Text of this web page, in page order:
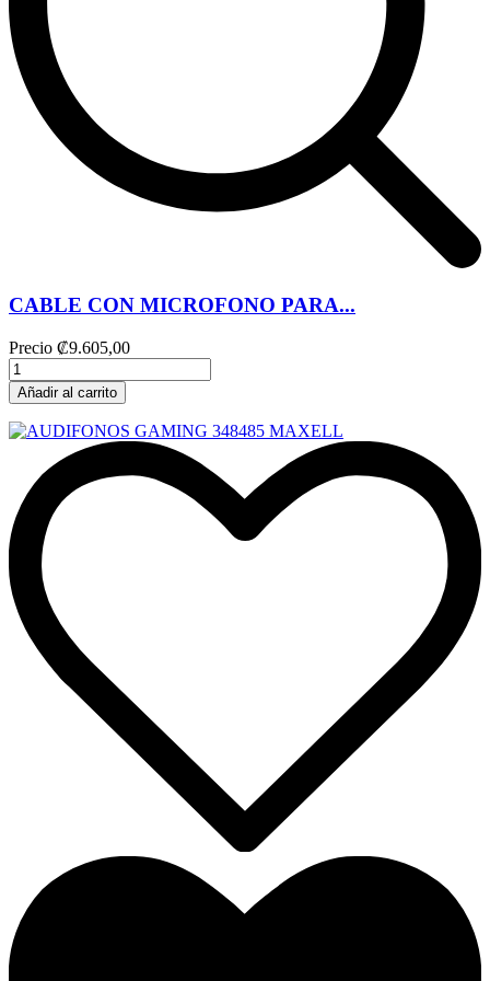
CABLE CON MICROFONO PARA...
Precio ₡9.605,00
Añadir al carrito